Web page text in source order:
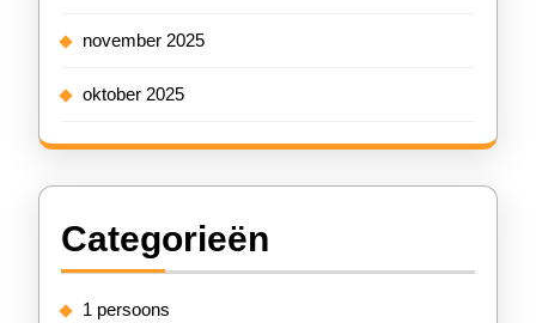
november 2025
oktober 2025
Categorieën
1 persoons